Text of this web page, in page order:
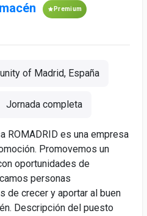
Premium
of Madrid, España
Jornada completa
ROMADRID es una empresa
Promovemos un
oportunidades de
personas
de crecer y aportar al buen
Descripción del puesto